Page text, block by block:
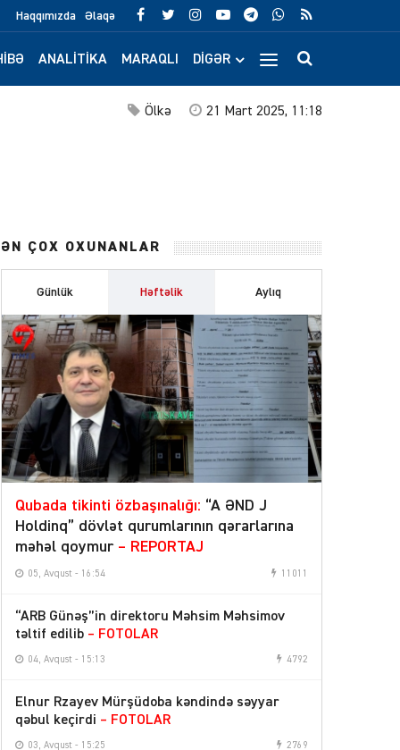
Haqqımızda Əlaqə
ANALITIKA MARAQLI DIGƏR
21 Mart 2025, 11:18
Ölkə
ƏN ÇOX OXUNANLAR
Günlük Həftəlik Aylıq
Qubada tikinti özbaşınalığı: “A ƏND J
Holdinq” dövlət qurumlarının qərarlarına
məhəl qoymur – REPORTAJ
05, Avqust - 16:54 11011
“ARB Günəş”in direktoru Məhsim Məhsimov
təltif edilib – FOTOLAR
04, Avqust - 15:13 4792
Elnur Rzayev Mürşüdoba kəndində səyyar
qəbul keçirdi – FOTOLAR
03, Avqust - 15:25 2769